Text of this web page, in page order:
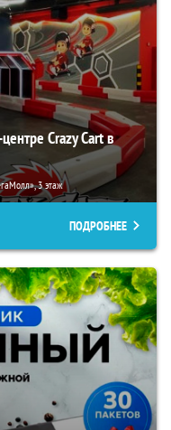
Crazy Cart в
3 этаж
ПОДРОБНЕЕ